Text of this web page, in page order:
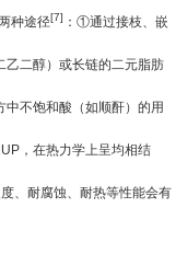
种途径[7] ：①通过接枝、嵌
乙二醇）或长链的二元脂肪
中不饱和酸（如顺酐）的用
UP ，在热力学上呈均相结
、耐腐蚀、耐热等性能会有